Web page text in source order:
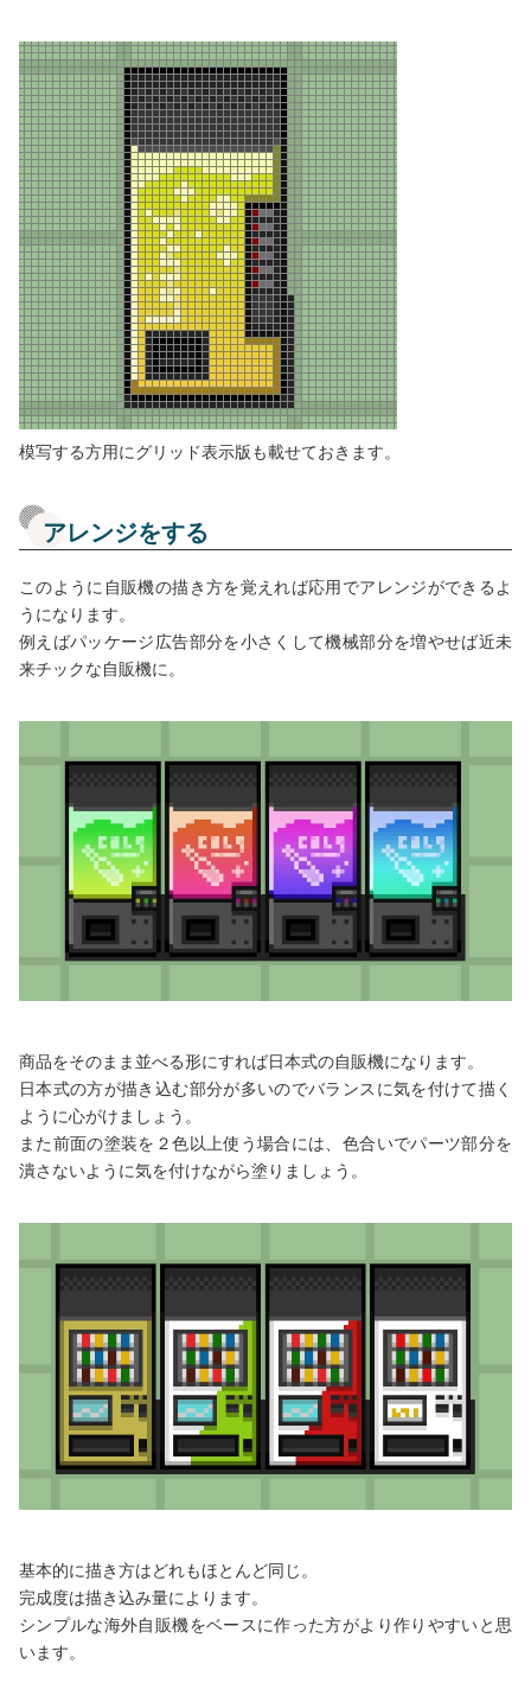
模写する方用にグリッド表示版も載せておきます。
アレンジをする
このように自販機の描き方を覚えれば応用でアレンジができるよ
うになります。
例えばパッケージ広告部分を小さくして機械部分を増やせば近未
来チックな自販機に。
商品をそのまま並べる形にすれば日本式の自販機になります。
日本式の方が描き込む部分が多いのでバランスに気を付けて描く
ように心がけましょう。
また前面の塗装を２色以上使う場合には、色合いでパーツ部分を
潰さないように気を付けながら塗りましょう。
基本的に描き方はどれもほとんど同じ。
完成度は描き込み量によります。
シンプルな海外自販機をベースに作った方がより作りやすいと思
います。